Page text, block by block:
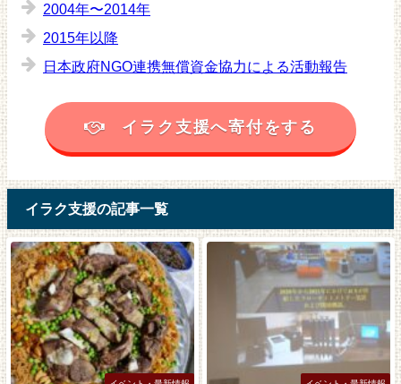
2004年〜2014年
2015年以降
日本政府NGO連携無償資金協力による活動報告
イラク支援へ寄付をする
イラク支援の記事一覧